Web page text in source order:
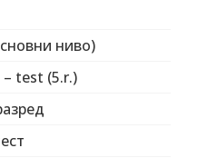
ниво)
test (5.r.)